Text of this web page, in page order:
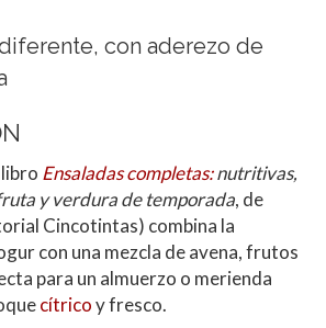
con aderezo de
Ensaladas completas:nutritivas,
y verdura de temporada, de
Cincotintas) combina la
con una mezcla de avena, frutos
para un almuerzo o merienda
cítricoy fresco.